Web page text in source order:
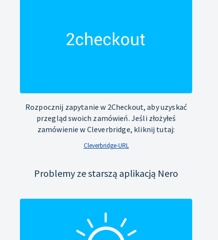
Rozpocznij zapytanie w 2Checkout, aby uzyskać
przegląd swoich zamówień. Jeśli złożyłeś
zamówienie w Cleverbridge, kliknij tutaj:
Cleverbridge-URL
Problemy ze starszą aplikacją Nero